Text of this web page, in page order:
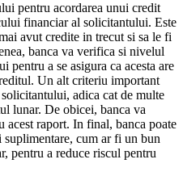
pentru acordarea unui credit
financiar al solicitantului. Este
avut credite in trecut si sa le fi
banca va verifica si nivelul
pentru a se asigura ca acesta are
Un alt criteriu important
adica cat de multe
lunar. De obicei, banca va
acest raport. In final, banca poate
cum ar fi un bun
pentru a reduce riscul pentru